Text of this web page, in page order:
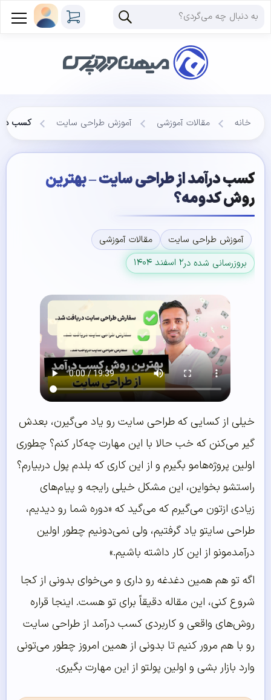
خانه مقالات آموزشی آموزش طراحی سایت کسب
کسب درآمد از طراحی سایت – بهترین
روش کدومه؟
آموزش طراحی سایت
مقالات آموزشی
بروزرسانی شده در۲ اسفند ۱۴۰۴
خیلی از کسایی که طراحی سایت رو یاد می‌گیرن، بعدش
گیر می‌کنن که خب حالا با این مهارت چه‌کار کنم؟ چطوری
اولین پروژه‌هامو بگیرم و از این کاری که بلدم پول دربیارم؟
راستشو بخواین، این مشکل خیلی رایجه و پیام‌های
زیادی ازتون می‌گیرم که می‌گید که «دوره شما رو دیدیم،
طراحی سایتو یاد گرفتیم، ولی نمی‌دونیم چطور اولین
درآمدمونو از این کار داشته باشیم.»
اگه تو هم همین دغدغه رو داری و می‌خوای بدونی از کجا
شروع کنی، این مقاله دقیقاً برای تو هست. اینجا قراره
روش‌های واقعی و کاربردی کسب درآمد از طراحی سایت
رو با هم مرور کنیم تا بدونی از همین امروز چطور می‌تونی
وارد بازار بشی و اولین پولتو از این مهارت بگیری.